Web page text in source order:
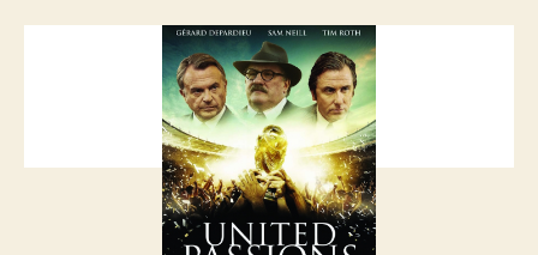
Inkei
Bencéről,
mint
eddig?
bejegyzéshez